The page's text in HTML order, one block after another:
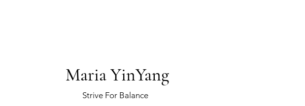
Maria YinYang
Strive For Balance